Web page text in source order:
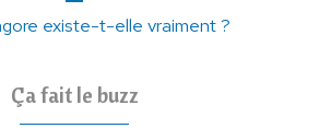
existe-t-elle vraiment ?
Ça fait le buzz